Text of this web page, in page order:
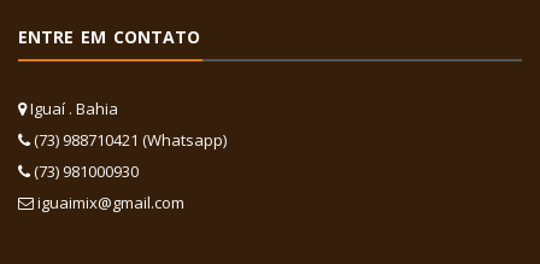
ENTRE EM CONTATO
Iguaí . Bahia
(73) 988710421 (Whatsapp)
(73) 981000930
iguaimix@gmail.com